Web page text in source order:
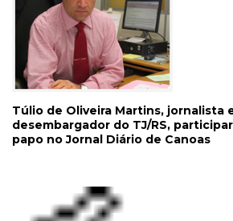
Túlio de Oliveira Martins, jornalista
desembargador do TJ/RS,
papo no Jornal Diário de Canoas